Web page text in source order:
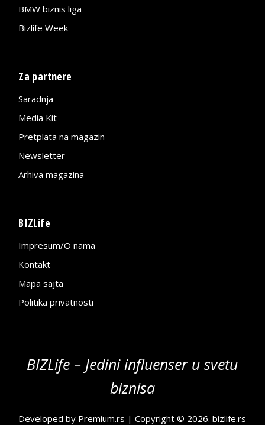
BMW biznis liga
Bizlife Week
Za partnere
Saradnja
Media Kit
Pretplata na magazin
Newsletter
Arhiva magazina
BIZLife
Impresum/O nama
Kontakt
Mapa sajta
Politika privatnosti
BIZLife – Jedini influenser u svetu
biznisa
Developed by Premium.rs | Copyright © 2026.bizlife.rs